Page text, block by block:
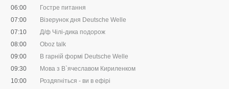
06:00
Гостре питання
07:00
Візерунок дня Deutsche Welle
07:10
Д/ф Чілі-дика подорож
08:00
Oboz talk
09:00
В гарній формі Deutsche Welle
09:30
Мова з В`ячеславом Кириленком
10:00
Роздягніться - ви в ефірі